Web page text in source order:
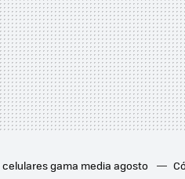
celulares gama media agosto